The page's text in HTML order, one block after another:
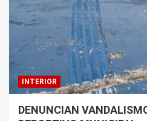
INTERIOR
DENUNCIAN